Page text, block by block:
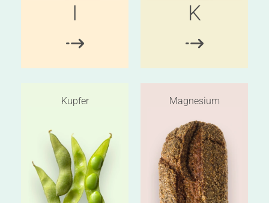
I K
Kupfer Magnesium